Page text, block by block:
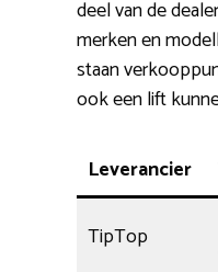
deel van de
merken en
staan
ook een lift
Leverancier
TipTop